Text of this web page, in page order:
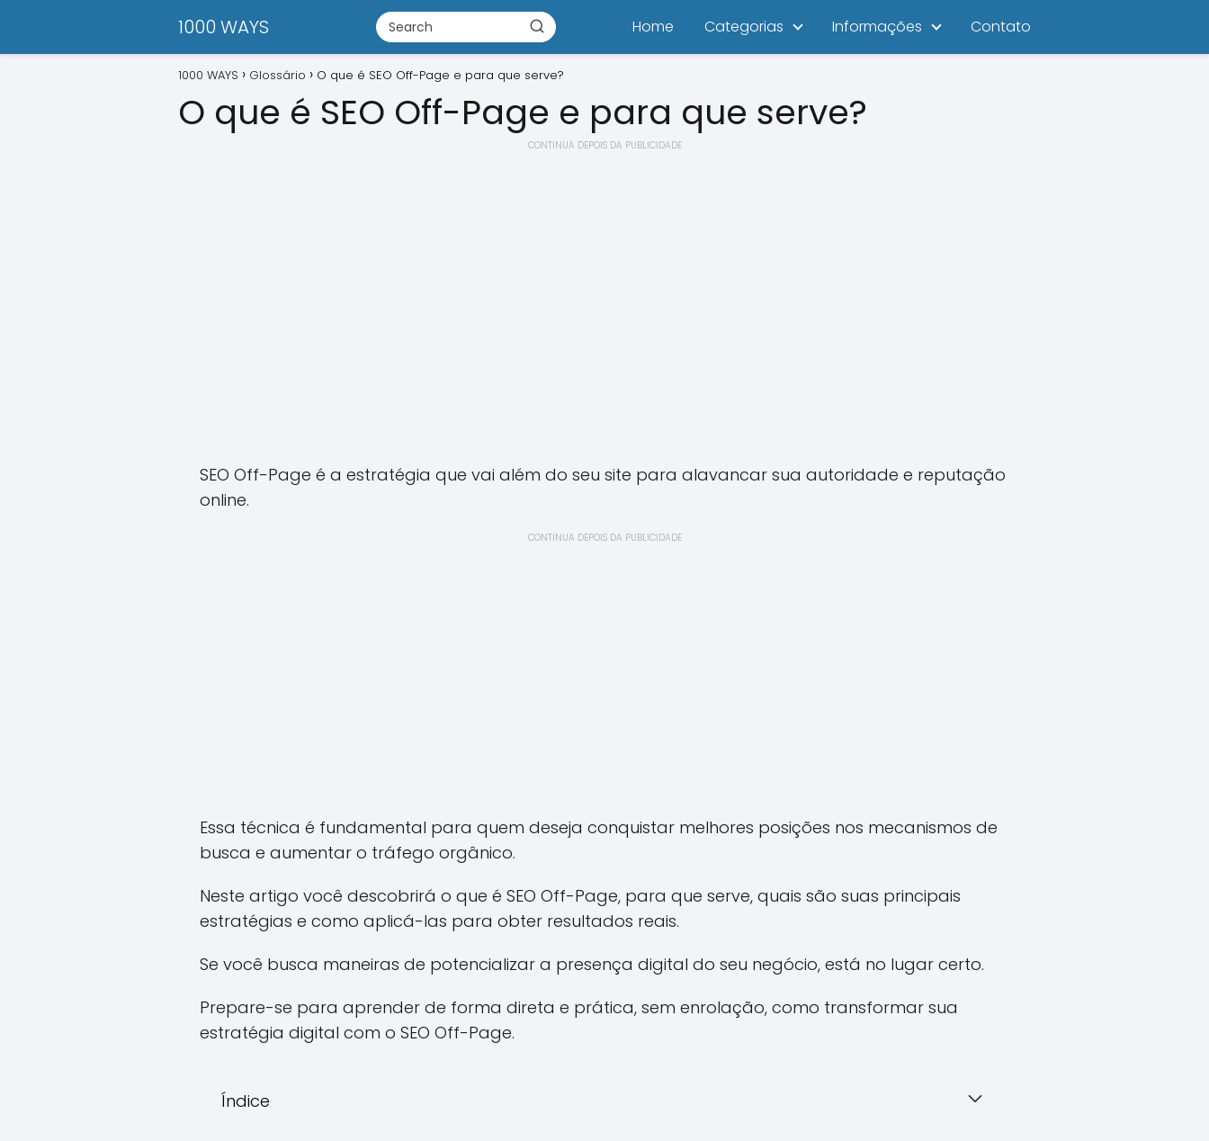
1000 WAYS Home Categorias Informações Contato
1000 WAYS Glossário O que é SEO Off-Page e para que serve?
O que é SEO Off-Page e para que serve?
CONTINUA DEPOIS DA PUBLICIDADE
SEO Off-Page é a estratégia que vai além do seu site para alavancar sua autoridade e reputação
online.
CONTINUA DEPOIS DA PUBLICIDADE
Essa técnica é fundamental para quem deseja conquistar melhores posições nos mecanismos de
busca e aumentar o tráfego orgânico.
Neste artigo você descobrirá o que é SEO Off-Page, para que serve, quais são suas principais
estratégias e como aplicá-las para obter resultados reais.
Se você busca maneiras de potencializar a presença digital do seu negócio, está no lugar certo.
Prepare-se para aprender de forma direta e prática, sem enrolação, como transformar sua
estratégia digital com o SEO Off-Page.
Índice